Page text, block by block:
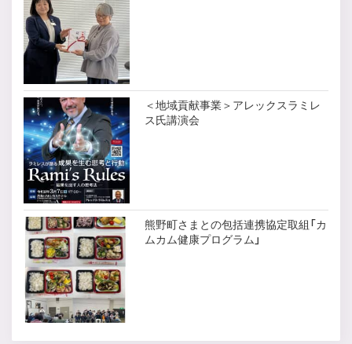
＜地域貢献事業＞アレックスラミレ
ス氏講演会
熊野町さまとの包括連携協定取組「カ
ムカム健康プログラム」